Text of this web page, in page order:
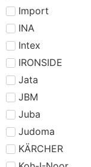
Import
INA
Intex
IRONSIDE
Jata
JBM
Juba
Judoma
KÄRCHER